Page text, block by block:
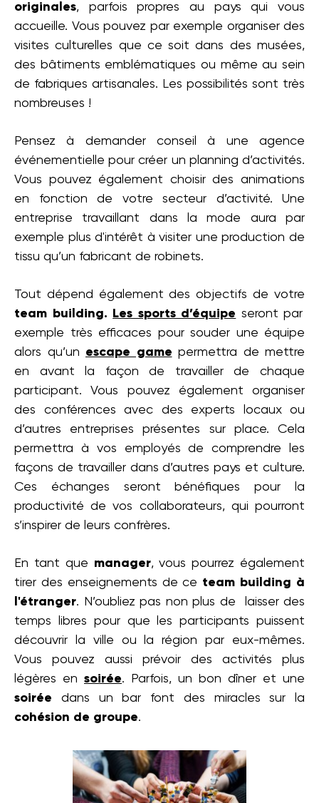
originales, parfois propres au pays qui vous
accueille. Vous pouvez par exemple organiser des
visites culturelles que ce soit dans des musées,
des bâtiments emblématiques ou même au sein
de fabriques artisanales. Les possibilités sont très
nombreuses !
Pensez à demander conseil à une agence
événementielle pour créer un planning d’activités.
Vous pouvez également choisir des animations
en fonction de votre secteur d’activité. Une
entreprise travaillant dans la mode aura par
exemple plus d'intérêt à visiter une production de
tissu qu’un fabricant de robinets.
Tout dépend également des objectifs de votre
team building.
Les sports d’équipe seront par
exemple très efficaces pour souder une équipe
alors qu’un escape game permettra de mettre
en avant la façon de travailler de chaque
participant. Vous pouvez également organiser
des conférences avec des experts locaux ou
d’autres entreprises présentes sur place. Cela
permettra à vos employés de comprendre les
façons de travailler dans d’autres pays et culture.
Ces échanges seront bénéfiques pour la
productivité de vos collaborateurs, qui pourront
s’inspirer de leurs confrères.
En tant que manager, vous pourrez également
tirer des enseignements de ce team building à
l'étranger. N’oubliez pas non plus de laisser des
temps libres pour que les participants puissent
découvrir la ville ou la région par eux-mêmes.
Vous pouvez aussi prévoir des activités plus
légères en soirée. Parfois, un bon dîner et une
soirée dans un bar font des miracles sur la
cohésion de groupe.